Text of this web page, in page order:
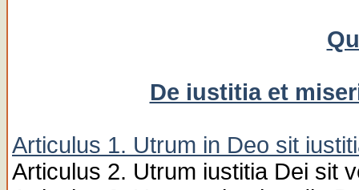
De iustitia et
Articulus 1. Utrum in Deo sit
Articulus 2. Utrum iustitia Dei sit